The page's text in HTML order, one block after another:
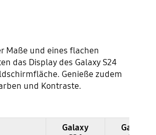
Maße und eines flachen
das Display des Galaxy S24
Genieße zudem
und Kontraste.
Galaxy
Galaxy